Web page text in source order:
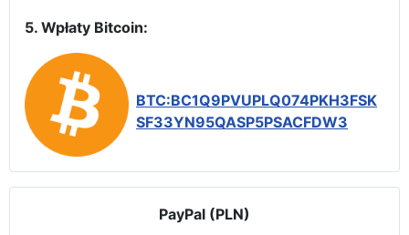
5. Wpłaty Bitcoin:
BTC:BC1Q9PVUPLQ074PKH3FSK
SF33YN95QASP5PSACFDW3
PayPal (PLN)